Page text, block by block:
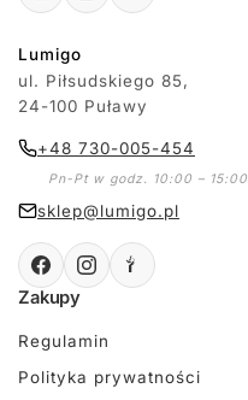
Lumigo
ul. Piłsudskiego 85,
24-100 Puławy
+48 730-005-454
Pn-Pt w godz. 10:00 – 15:00
sklep@lumigo.pl
Zakupy
Regulamin
Polityka prywatności